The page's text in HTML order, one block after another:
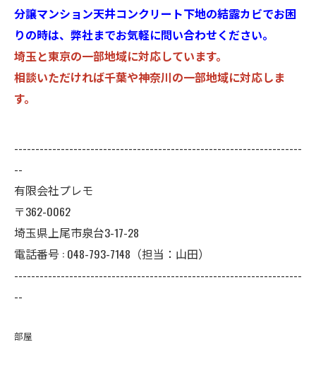
分譲マンション天井コンクリート下地の結露カビでお困
りの時は、弊社までお気軽に問い合わせください。
埼玉と東京の一部地域に対応しています。
相談いただければ千葉や神奈川の一部地域に対応しま
す。
--------------------------------------------------------------------
--
有限会社プレモ
〒362-0062
埼玉県上尾市泉台3-17-28
電話番号 : 048-793-7148（担当：山田）
--------------------------------------------------------------------
--
部屋